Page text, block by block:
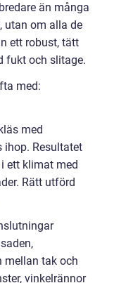
än många
utan om alla de
ett robust, tätt
fukt och slitage.
med:
med
Resultatet
ett klimat med
Rätt utförd
mellan tak och
vinkelrännor